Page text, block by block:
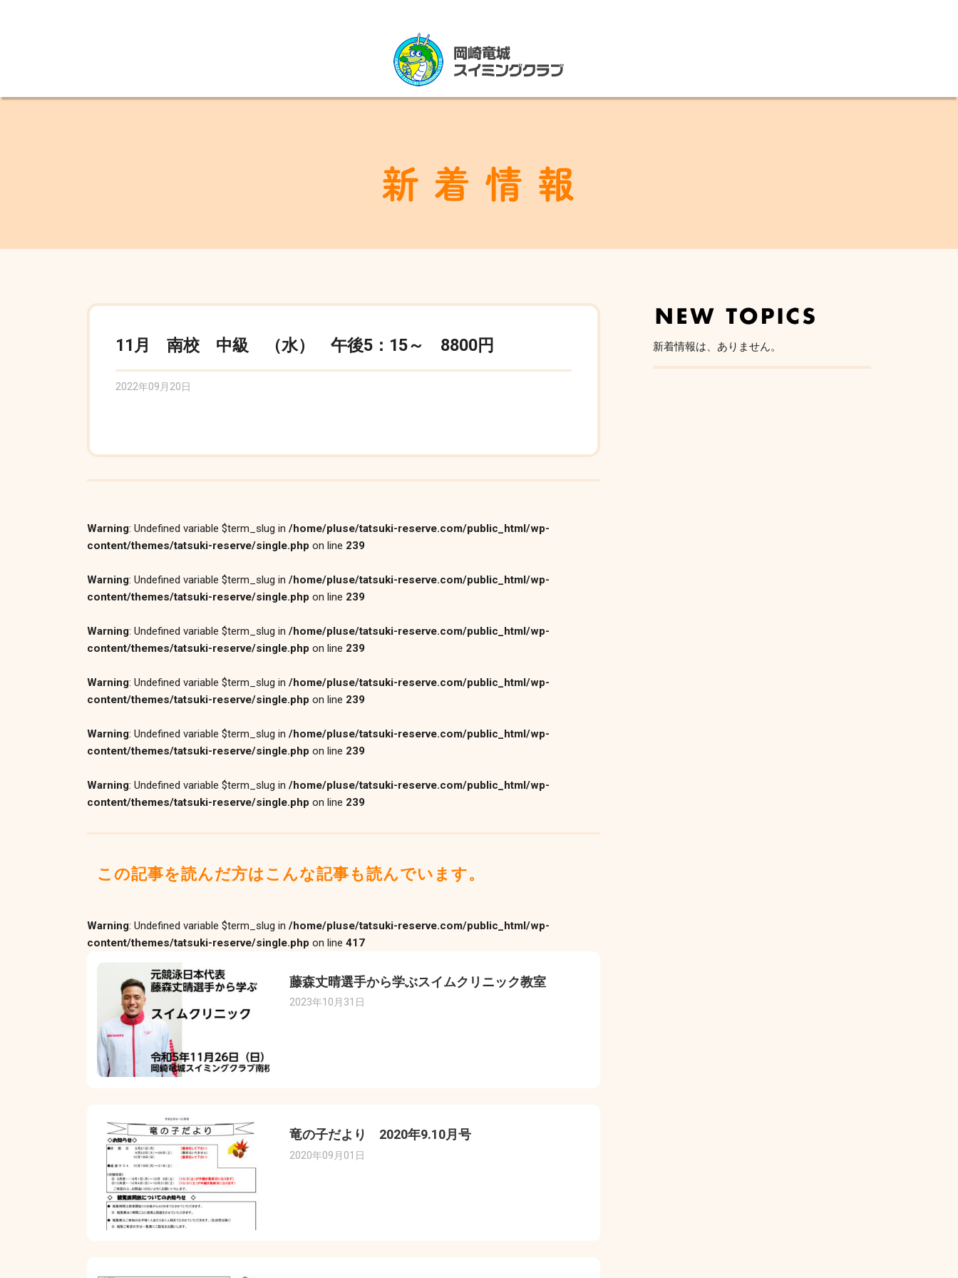
11月 南校 中級 （水） 午後5：15～ 8800円
2022年09月20日
Warning: Undefined variable $term_slug in /home/pluse/tatsuki-reserve.com/public_html/wp-
content/themes/tatsuki-reserve/single.php on line 239
Warning: Undefined variable $term_slug in /home/pluse/tatsuki-reserve.com/public_html/wp-
content/themes/tatsuki-reserve/single.php on line 239
Warning: Undefined variable $term_slug in /home/pluse/tatsuki-reserve.com/public_html/wp-
content/themes/tatsuki-reserve/single.php on line 239
Warning: Undefined variable $term_slug in /home/pluse/tatsuki-reserve.com/public_html/wp-
content/themes/tatsuki-reserve/single.php on line 239
Warning: Undefined variable $term_slug in /home/pluse/tatsuki-reserve.com/public_html/wp-
content/themes/tatsuki-reserve/single.php on line 239
Warning: Undefined variable $term_slug in /home/pluse/tatsuki-reserve.com/public_html/wp-
content/themes/tatsuki-reserve/single.php on line 239
この記事を読んだ方はこんな記事も読んでいます。
Warning: Undefined variable $term_slug in /home/pluse/tatsuki-reserve.com/public_html/wp-
content/themes/tatsuki-reserve/single.php on line 417
藤森丈晴選手から学ぶスイムクリニック教室
2023年10月31日
竜の子だより 2020年9.10月号
2020年09月01日
新着情報は、ありません。